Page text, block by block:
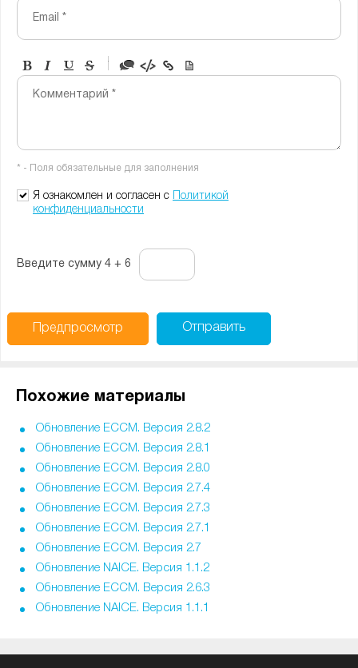
Email *
-
-
-
-
Комментарий *
* - Поля обязательные для заполнения
Я ознакомлен и согласен с
Политикой
конфиденциальности
Введите сумму 4 + 6
Предпросмотр Отправить
Похожие материалы
Обновление ECCM. Версия 2.8.2
Обновление ECCM. Версия 2.8.1
Обновление ECCM. Версия 2.8.0
Обновление ECCM. Версия 2.7.4
Обновление ECCM. Версия 2.7.3
Обновление ECCM. Версия 2.7.1
Обновление ECCM. Версия 2.7
Обновление NAICE. Версия 1.1.2
Обновление ECCM. Версия 2.6.3
Обновление NAICE. Версия 1.1.1